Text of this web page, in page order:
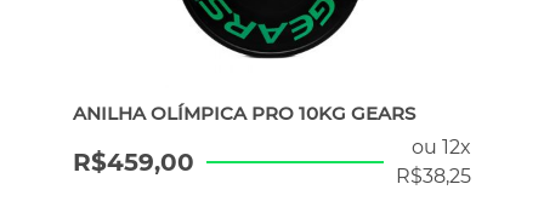
ANILHA OLÍMPICA PRO 10KG GEARS
ou 12x
R$38,25
R$459,00